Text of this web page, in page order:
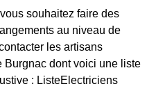
souhaitez faire des
au niveau de
les artisans
dont voici une liste
: ListeElectriciens